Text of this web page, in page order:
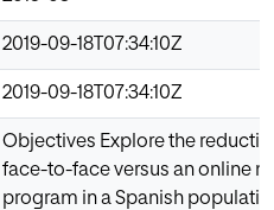
2019-09-18T07:34:10Z
2019-09-18T07:34:10Z
Objectives Explore the
face-to-face versus an online
program in a Spanish